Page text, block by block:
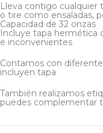
Lleva contigo cualquier
o tire como ensaladas,
Capacidad de 32 onzas
Incluye tapa hermética
e inconvenientes
Contamos con
incluyen tapa
También realizamos
puedes complementar